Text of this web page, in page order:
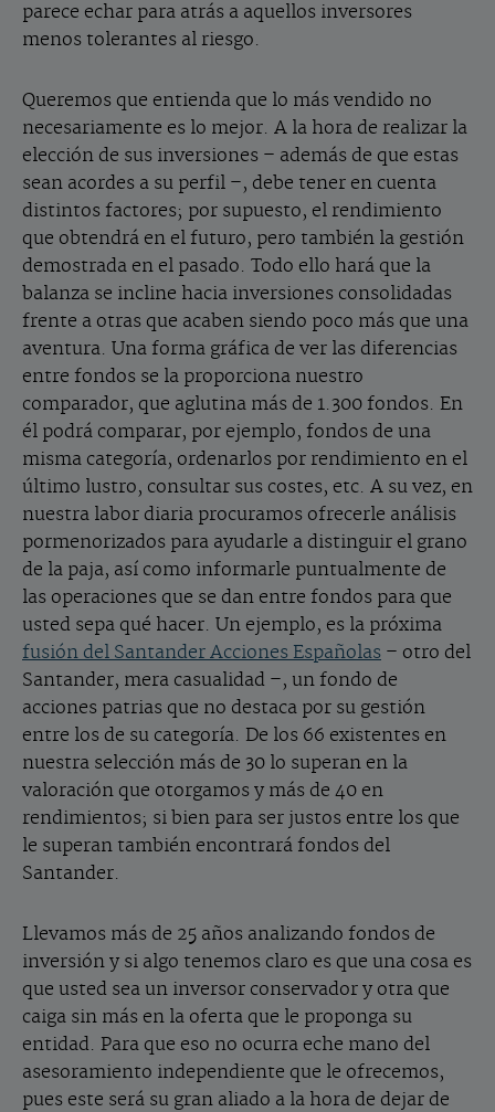
parece echar para atrás a aquellos inversores
menos tolerantes al riesgo.
Queremos que entienda que lo más vendido no
necesariamente es lo mejor. A la hora de realizar la
elección de sus inversiones – además de que estas
sean acordes a su perfil –, debe tener en cuenta
distintos factores; por supuesto, el rendimiento
que obtendrá en el futuro, pero también la gestión
demostrada en el pasado. Todo ello hará que la
balanza se incline hacia inversiones consolidadas
frente a otras que acaben siendo poco más que una
aventura. Una forma gráfica de ver las diferencias
entre fondos se la proporciona nuestro
comparador, que aglutina más de 1.300 fondos. En
él podrá comparar, por ejemplo, fondos de una
misma categoría, ordenarlos por rendimiento en el
último lustro, consultar sus costes, etc. A su vez, en
nuestra labor diaria procuramos ofrecerle análisis
pormenorizados para ayudarle a distinguir el grano
de la paja, así como informarle puntualmente de
las operaciones que se dan entre fondos para que
usted sepa qué hacer. Un ejemplo, es la próxima
fusión del Santander Acciones Españolas – otro del
Santander, mera casualidad –, un fondo de
acciones patrias que no destaca por su gestión
entre los de su categoría. De los 66 existentes en
nuestra selección más de 30 lo superan en la
valoración que otorgamos y más de 40 en
rendimientos; si bien para ser justos entre los que
le superan también encontrará fondos del
Santander.
Llevamos más de 25 años analizando fondos de
inversión y si algo tenemos claro es que una cosa es
que usted sea un inversor conservador y otra que
caiga sin más en la oferta que le proponga su
entidad. Para que eso no ocurra eche mano del
asesoramiento independiente que le ofrecemos,
pues este será su gran aliado a la hora de dejar de